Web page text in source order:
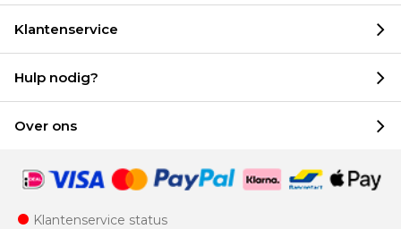
Klantenservice
Hulp nodig?
Over ons
Klantenservice status